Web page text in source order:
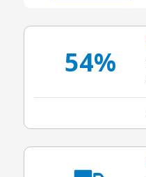
54%